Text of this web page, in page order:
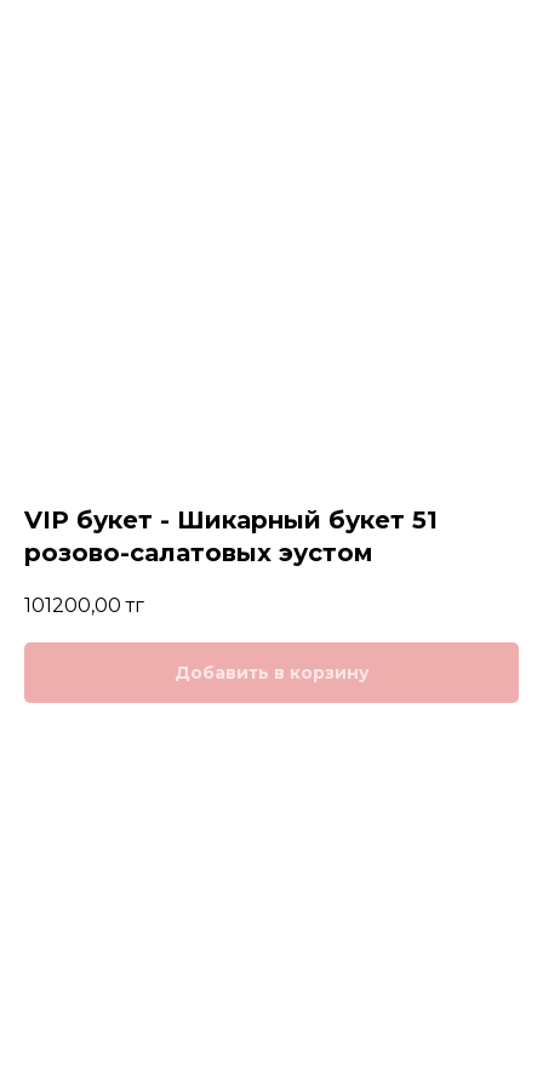
VIP букет - Шикарный букет 51
розово-салатовых эустом
101200,00 тг
Добавить в корзину